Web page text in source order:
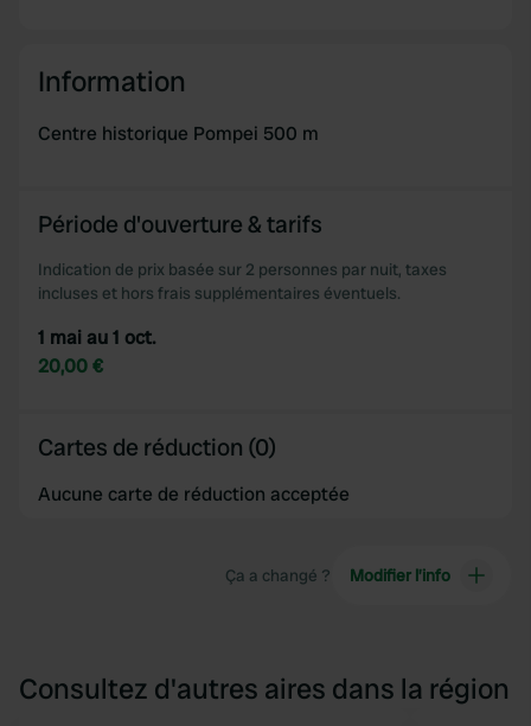
Information
Centre historique Pompei 500 m
Période d'ouverture & tarifs
Indication de prix basée sur 2 personnes par nuit, taxes
incluses et hors frais supplémentaires éventuels.
1 mai au 1 oct.
20,00 €
Cartes de réduction (0)
Aucune carte de réduction acceptée
Ça a changé ? Modifier l’info
Consultez d'autres aires dans la région